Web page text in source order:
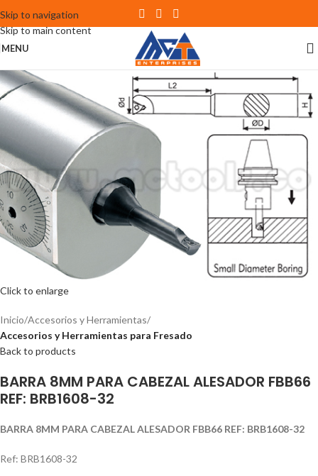
Skip to navigation
Skip to main content
MENU
Click to enlarge
Inicio Accesorios y Herramientas
Accesorios y Herramientas para Fresado
Back to products
BARRA 8MM PARA CABEZAL ALESADOR FBB66
REF: BRB1608-32
BARRA 8MM PARA CABEZAL ALESADOR FBB66 REF: BRB1608-32
Ref: BRB1608-32